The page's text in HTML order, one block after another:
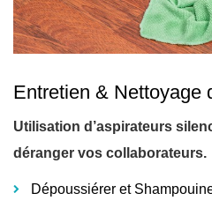
Entretien & Nettoyage
Utilisation d’aspirateurs
déranger vos collaborateurs.
Dépoussiérer et